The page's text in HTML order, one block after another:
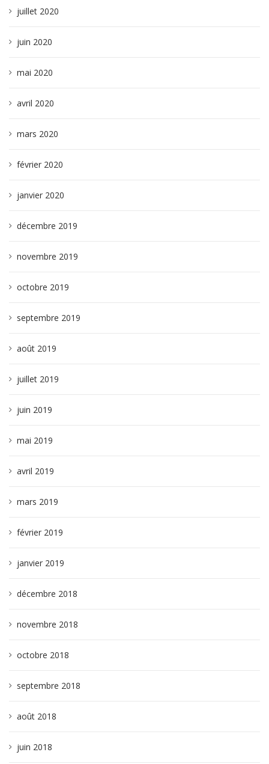
juillet 2020
juin 2020
mai 2020
avril 2020
mars 2020
février 2020
janvier 2020
décembre 2019
novembre 2019
octobre 2019
septembre 2019
août 2019
juillet 2019
juin 2019
mai 2019
avril 2019
mars 2019
février 2019
janvier 2019
décembre 2018
novembre 2018
octobre 2018
septembre 2018
août 2018
juin 2018